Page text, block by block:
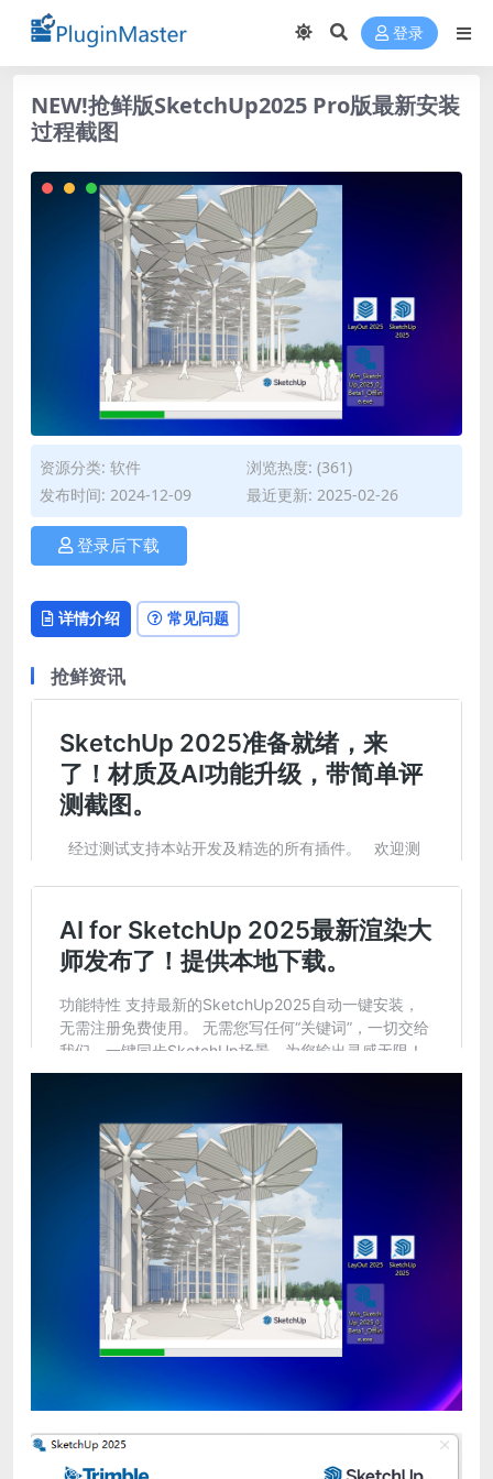
登录
NEW!抢鲜版SketchUp2025 Pro版最新安装
过程截图
资源分类: 软件
浏览热度: (361)
发布时间: 2024-12-09
最近更新: 2025-02-26
登录后下载
详情介绍 常见问题
抢鲜资讯